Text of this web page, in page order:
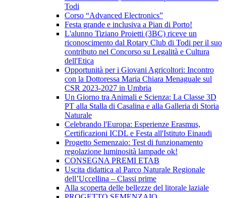
Todi
Corso “Advanced Electronics”
Festa grande e inclusiva a Pian di Porto!
L'alunno Tiziano Proietti (3BC) riceve un
riconoscimento dal Rotary Club di Todi per il suo
contributo nel Concorso su Legalità e Cultura
dell'Etica
Opportunità per i Giovani Agricoltori: Incontro
con la Dottoressa Maria Chiara Menaguale sul
CSR 2023-2027 in Umbria
Un Giorno tra Animali e Scienza: La Classe 3D
PT alla Stalla di Casalina e alla Galleria di Storia
Naturale
Celebrando l'Europa: Esperienze Erasmus,
Certificazioni ICDL e Festa all'Istituto Einaudi
Progetto Semenzaio: Test di funzionamento
regolazione luminosità lampade ok!
CONSEGNA PREMI ETAB
Uscita didattica al Parco Naturale Regionale
dell’Uccellina – Classi prime
Alla scoperta delle bellezze del litorale laziale